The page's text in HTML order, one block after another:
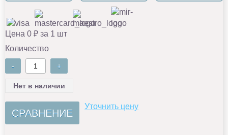
Цена 0 ₽ за 1 шт
Количество
- +
Нет в наличии
СРАВНЕНИЕ
Уточнить цену